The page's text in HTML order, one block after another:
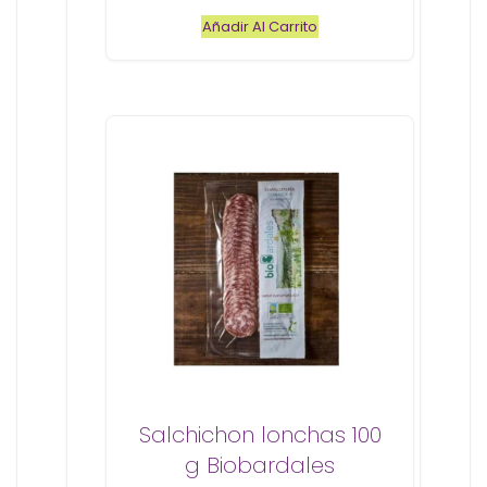
e
5
Añadir Al Carrito
Salchichon lonchas 100
g Biobardales